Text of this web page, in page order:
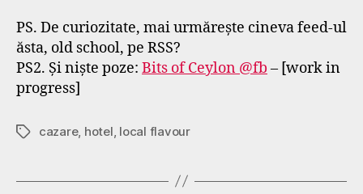
PS. De curiozitate, mai urmărește cineva feed-ul
ăsta, old school, pe RSS?
PS2. Și niște poze: Bits of Ceylon @fb – [work in
progress]
Tagscazare, hotel local flavour